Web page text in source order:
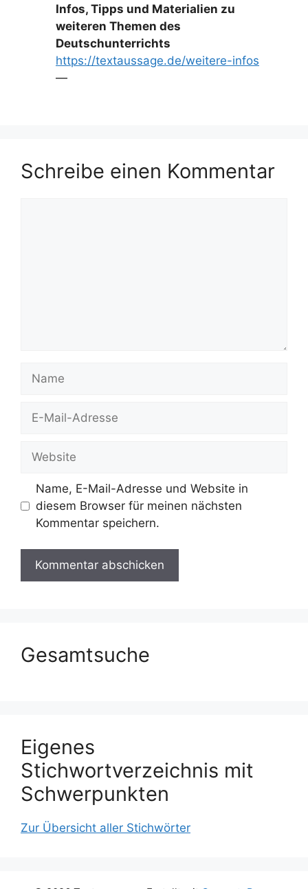
Infos, Tipps und Materialien zu
weiteren Themen des
Deutschunterrichts
https://textaussage.de/weitere-infos
—
Schreibe einen Kommentar
Mail-
Name, E-Mail-Adresse und Website in
diesem Browser für meinen nächsten
Kommentar speichern.
Gesamtsuche
Eigenes
Stichwortverzeichnis mit
Schwerpunkten
Zur Übersicht aller Stichwörter